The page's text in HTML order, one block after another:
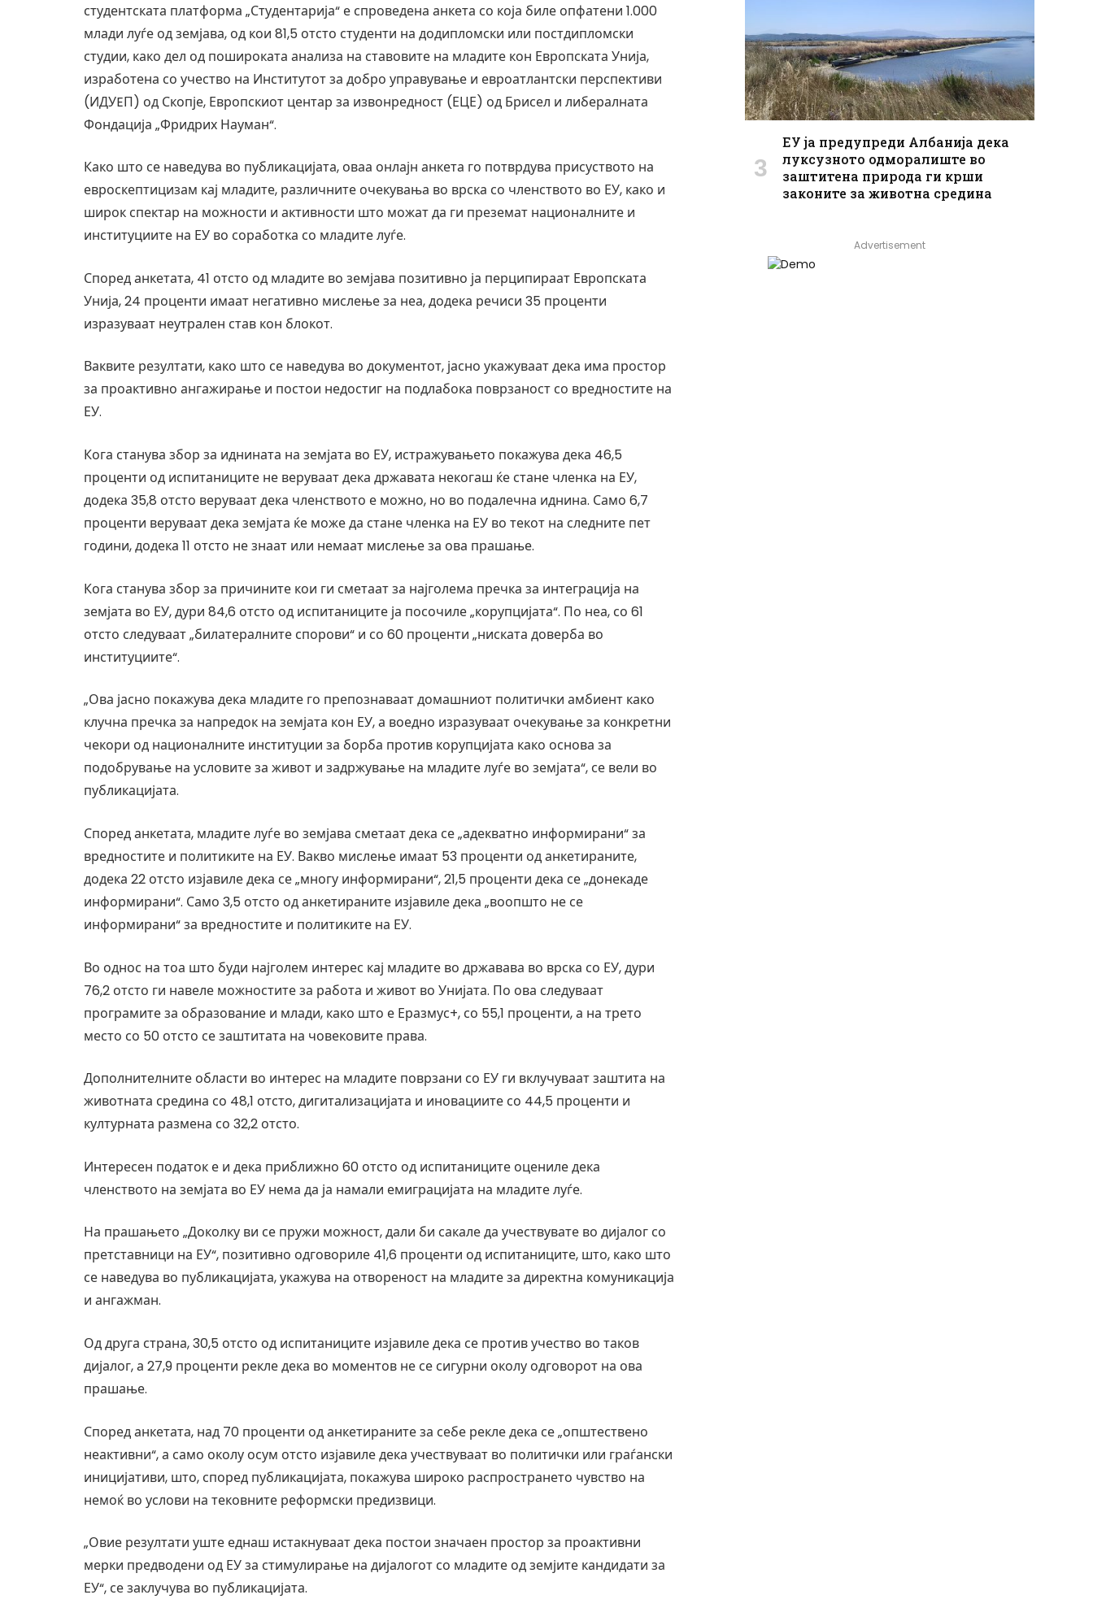
студентската платформа „Студентарија“ е спроведена анкета со која биле опфатени 1.000
млади луѓе од земјава, од кои 81,5 отсто студенти на додипломски или постдипломски
студии, како дел од пошироката анализа на ставовите на младите кон Европската Унија,
изработена со учество на Институтот за добро управување и евроатлантски перспективи
(ИДУEП) од Скопје, Европскиот центар за извонредност (ЕЦЕ) од Брисел и либералната
Фондација „Фридрих Науман“.
Како што се наведува во публикацијата, оваа онлајн анкета го потврдува присуството на
евроскептицизам кај младите, различните очекувања во врска со членството во ЕУ, како и
широк спектар на можности и активности што можат да ги преземат националните и
институциите на ЕУ во соработка со младите луѓе.
Според анкетата, 41 отсто од младите во земјава позитивно ја перципираат Европската
Унија, 24 проценти имаат негативно мислење за неа, додека речиси 35 проценти
изразуваат неутрален став кон блокот.
Ваквите резултати, како што се наведува во документот, јасно укажуваат дека има простор
за проактивно ангажирање и постои недостиг на подлабока поврзаност со вредностите на
ЕУ.
Кога станува збор за иднината на земјата во ЕУ, истражувањето покажува дека 46,5
проценти од испитаниците не веруваат дека државата некогаш ќе стане членка на ЕУ,
додека 35,8 отсто веруваат дека членството е можно, но во подалечна иднина. Само 6,7
проценти веруваат дека земјата ќе може да стане членка на ЕУ во текот на следните пет
години, додека 11 отсто не знаат или немаат мислење за ова прашање.
Кога станува збор за причините кои ги сметаат за најголема пречка за интеграција на
земјата во ЕУ, дури 84,6 отсто од испитаниците ја посочиле „корупцијата“. По неа, со 61
отсто следуваат „билатералните спорови“ и со 60 проценти „ниската доверба во
институциите“.
„Ова јасно покажува дека младите го препознаваат домашниот политички амбиент како
клучна пречка за напредок на земјата кон ЕУ, а воедно изразуваат очекување за конкретни
чекори од националните институции за борба против корупцијата како основа за
подобрување на условите за живот и задржување на младите луѓе во земјата“, се вели во
публикацијата.
Според анкетата, младите луѓе во земјава сметаат дека се „адекватно информирани“ за
вредностите и политиките на ЕУ. Вакво мислење имаат 53 проценти од анкетираните,
додека 22 отсто изјавиле дека се „многу информирани“, 21,5 проценти дека се „донекаде
информирани“. Само 3,5 отсто од анкетираните изјавиле дека „воопшто не се
информирани“ за вредностите и политиките на ЕУ.
Во однос на тоа што буди најголем интерес кај младите во државава во врска со ЕУ, дури
76,2 отсто ги навеле можностите за работа и живот во Унијата. По ова следуваат
програмите за образование и млади, како што е Еразмус+, со 55,1 проценти, а на трето
место со 50 отсто се заштитата на човековите права.
Дополнителните области во интерес на младите поврзани со ЕУ ги вклучуваат заштита на
животната средина со 48,1 отсто, дигитализацијата и иновациите со 44,5 проценти и
културната размена со 32,2 отсто.
Интересен податок е и дека приближно 60 отсто од испитаниците оцениле дека
членството на земјата во ЕУ нема да ја намали емиграцијата на младите луѓе.
На прашањето „Доколку ви се пружи можност, дали би сакале да учествувате во дијалог со
претставници на ЕУ“, позитивно одговориле 41,6 проценти од испитаниците, што, како што
се наведува во публикацијата, укажува на отвореност на младите за директна комуникација
и ангажман.
Од друга страна, 30,5 отсто од испитаниците изјавиле дека се против учество во таков
дијалог, а 27,9 проценти рекле дека во моментов не се сигурни околу одговорот на ова
прашање.
Според анкетата, над 70 проценти од анкетираните за себе рекле дека се „општествено
неактивни“, а само околу осум отсто изјавиле дека учествуваат во политички или граѓански
иницијативи, што, според публикацијата, покажува широко распространето чувство на
немоќ во услови на тековните реформски предизвици.
„Овие резултати уште еднаш истакнуваат дека постои значаен простор за проактивни
мерки предводени од ЕУ за стимулирање на дијалогот со младите од земјите кандидати за
ЕУ“, се заклучува во публикацијата.
ЕУ ја предупреди Албанија дека
луксузното одморалиште во
заштитена природа ги крши
законите за животна средина
Advertisement